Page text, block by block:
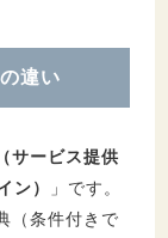
違い
サービス提供
ン）
」です。
（条件付きで